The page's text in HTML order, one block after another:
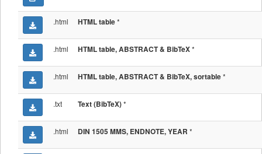
.html HTML table*
.html HTML table, ABSTRACT & BibTeX*
.html HTML table, ABSTRACT & BibTeX, sortable*
.txt Text (BibTeX)*
.html DIN 1505 MMS, ENDNOTE, YEAR *